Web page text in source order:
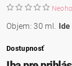
Objem: 30 ml.
Dostupnosť